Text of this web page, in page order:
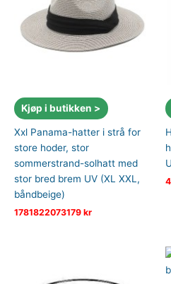
Kjøp i butikken >
Xxl Panama-hatter i strå for
store hoder, stor
sommerstrand-solhatt med
stor bred brem UV (XL XXL,
båndbeige)
1781822073179 kr